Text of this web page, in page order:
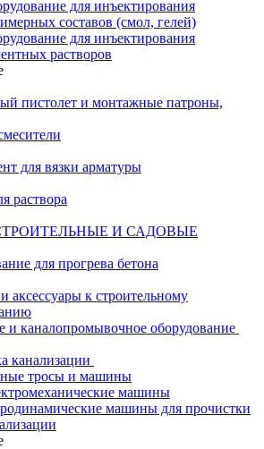
для инъектирования
составов (смол, гелей)
для инъектирования
растворов
пистолет и монтажные патроны,
для вязки арматуры
раствора
И САДОВЫЕ
для прогрева бетона
аксессуары к строительному
и каналопромывочное оборудование
канализации
тросы и машины
машины
машины для прочистки